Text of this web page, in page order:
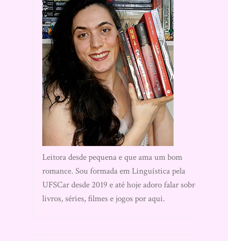
Leitora desde pequena e que ama um bom
romance. Sou formada em Linguística pela
UFSCar desde 2019 e até hoje adoro falar sobre
livros, séries, filmes e jogos por aqui.